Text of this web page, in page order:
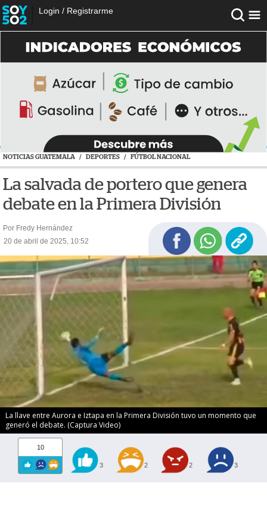
Login / Registrarme
NOTICIAS GUATEMALA / DEPORTES / FÚTBOL NACIONAL
La salvada de portero que genera
debate en la Primera División
Por Fredy Hernández
20 de abril de 2025, 10:52
La llave entre Aurora e Iztapa en la Primera División tuvo un momento que
generó el debate. (Captura Video)
10
3 2 2 3